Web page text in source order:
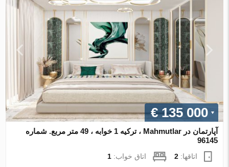
€ 135 000
آپارتمان در Mahmutlar ، ترکیه 1 خوابه ، 49 متر مربع. شماره
96145
اتاقها:2 اتاق خواب:1